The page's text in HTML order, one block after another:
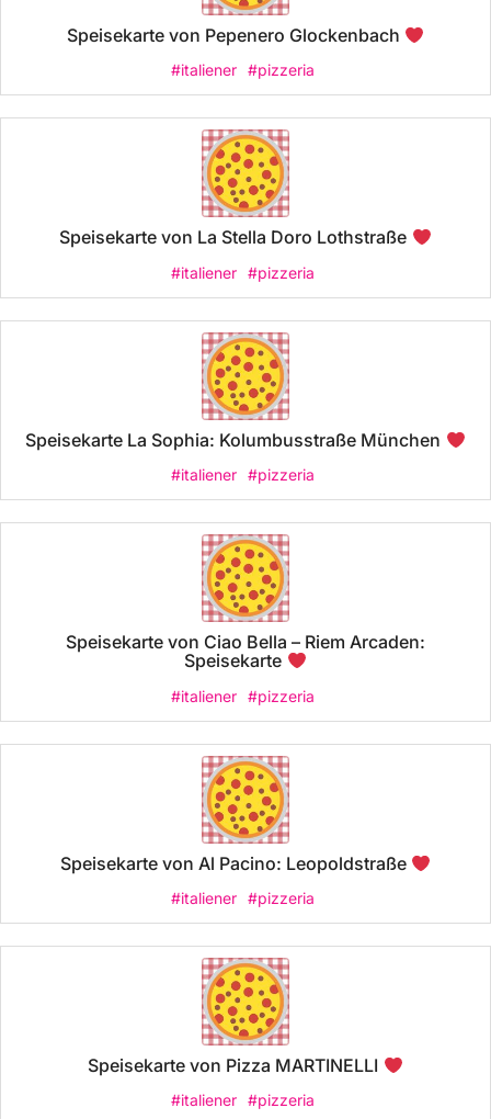
Speisekarte von Pepenero Glockenbach
#italiener #pizzeria
Speisekarte von La Stella Doro Lothstraße
#italiener #pizzeria
Speisekarte La Sophia: Kolumbusstraße München
#italiener #pizzeria
Speisekarte von Ciao Bella – Riem Arcaden:
Speisekarte
#italiener #pizzeria
Speisekarte von Al Pacino: Leopoldstraße
#italiener #pizzeria
Speisekarte von Pizza MARTINELLI
#italiener #pizzeria